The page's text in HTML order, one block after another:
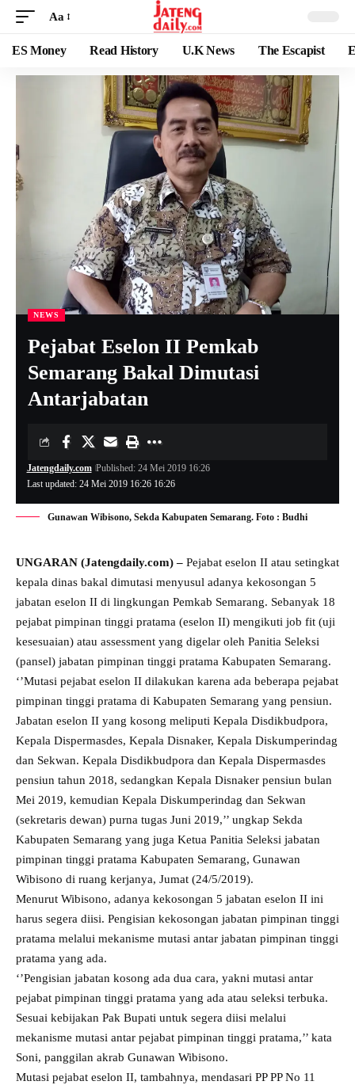
Aa
ES Money Read History U.K News The Escapist
NEWS
Pejabat Eselon II Pemkab
Semarang Bakal Dimutasi
Antarjabatan
Last updated: 24 Mei 2019 16:26 16:26
Jatengdaily.com Published: 24 Mei 2019 16:26
Gunawan Wibisono, Sekda Kabupaten Semarang. Foto : Budhi
UNGARAN (Jatengdaily.com) – Pejabat eselon II atau setingkat
kepala dinas bakal dimutasi menyusul adanya kekosongan 5
jabatan eselon II di lingkungan Pemkab Semarang. Sebanyak 18
pejabat pimpinan tinggi pratama (eselon II) mengikuti job fit (uji
kesesuaian) atau assessment yang digelar oleh Panitia Seleksi
(pansel) jabatan pimpinan tinggi pratama Kabupaten Semarang.
‘’Mutasi pejabat eselon II dilakukan karena ada beberapa pejabat
pimpinan tinggi pratama di Kabupaten Semarang yang pensiun.
Jabatan eselon II yang kosong meliputi Kepala Disdikbudpora,
Kepala Dispermasdes, Kepala Disnaker, Kepala Diskumperindag
dan Sekwan. Kepala Disdikbudpora dan Kepala Dispermasdes
pensiun tahun 2018, sedangkan Kepala Disnaker pensiun bulan
Mei 2019, kemudian Kepala Diskumperindag dan Sekwan
(sekretaris dewan) purna tugas Juni 2019,’’ ungkap Sekda
Kabupaten Semarang yang juga Ketua Panitia Seleksi jabatan
pimpinan tinggi pratama Kabupaten Semarang, Gunawan
Wibisono di ruang kerjanya, Jumat (24/5/2019).
Menurut Wibisono, adanya kekosongan 5 jabatan eselon II ini
harus segera diisi. Pengisian kekosongan jabatan pimpinan tinggi
pratama melalui mekanisme mutasi antar jabatan pimpinan tinggi
pratama yang ada.
‘’Pengisian jabatan kosong ada dua cara, yakni mutasi antar
pejabat pimpinan tinggi pratama yang ada atau seleksi terbuka.
Sesuai kebijakan Pak Bupati untuk segera diisi melalui
mekanisme mutasi antar pejabat pimpinan tinggi pratama,’’ kata
Soni, panggilan akrab Gunawan Wibisono.
Mutasi pejabat eselon II, tambahnya, mendasari PP PP No 11